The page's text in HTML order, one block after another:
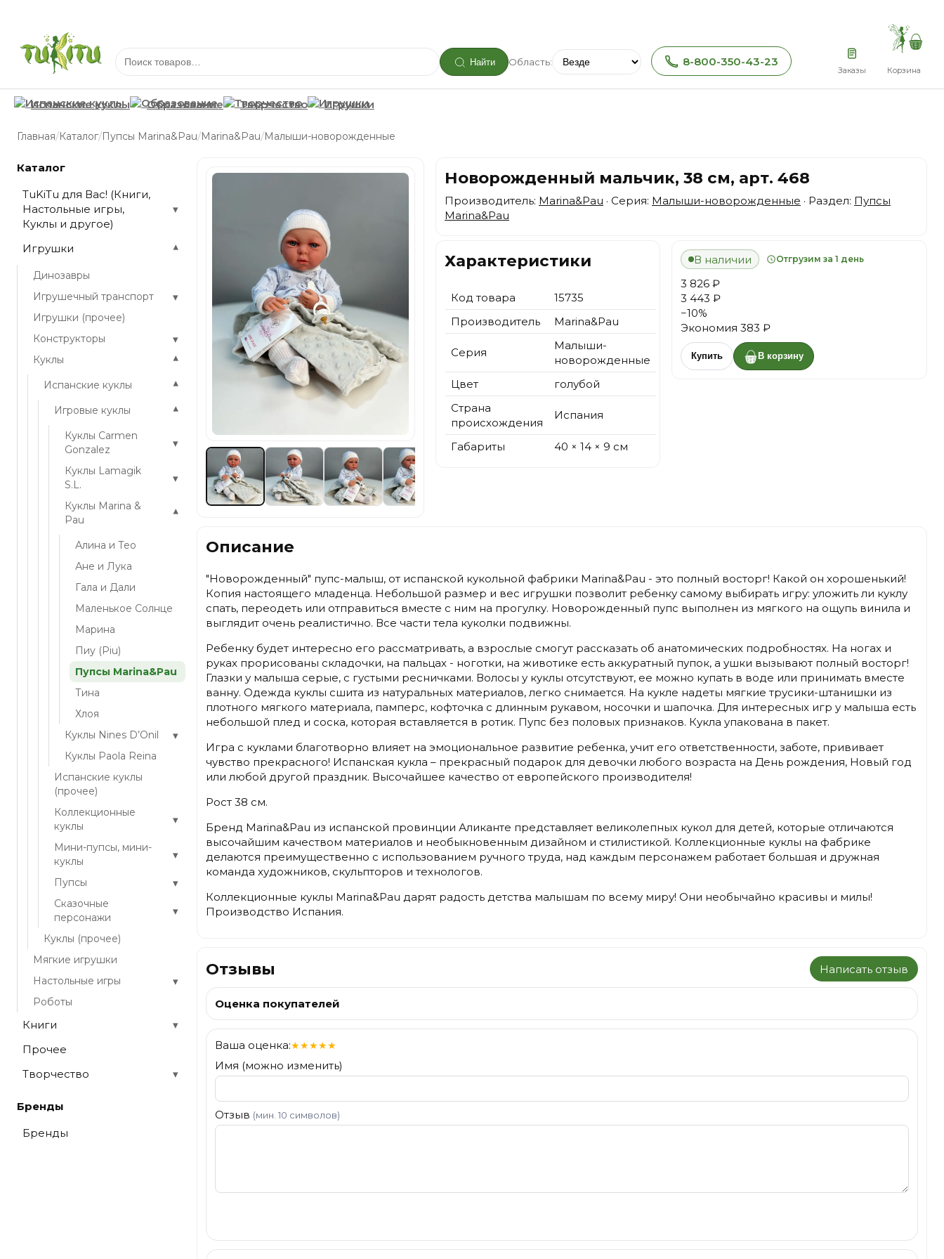
Найти Область: 8-800-350-43-23
Заказы Корзина
Испанские куклы Образование Творчество Игрушки
Главная/Каталог/Пупсы Marina&Pau/Marina&Pau/Малыши-новорожденные
Каталог
TuKiTu для Вас! (Книги,
Настольные игры,
Куклы и другое)
▾
Игрушки ▾
Динозавры
Игрушечный транспорт
▾
Игрушки (прочее)
Конструкторы
▾
Куклы ▾
Испанские куклы ▾
Игровые куклы ▾
Куклы Carmen
Gonzalez
▾
Куклы Lamagik
S.L.
▾
Куклы Marina &
Pau
▾
Алина и Тео
Ане и Лука
Гала и Дали
Маленькое Солнце
Марина
Пиу (Piu)
Пупсы Marina&Pau
Тина
Хлоя
Куклы Nines D’Onil
▾
Куклы Paola Reina
Испанские куклы
(прочее)
Коллекционные
куклы
▾
Мини-пупсы, мини-
куклы
▾
Пупсы ▾
Сказочные
персонажи
▾
Куклы (прочее)
Мягкие игрушки
Настольные игры
▾
Роботы
Книги
▾
Прочее
Творчество
▾
Бренды
Бренды
Новорожденный мальчик, 38 см, арт. 468
Производитель: Marina&Pau · Серия: Малыши-новорожденные · Раздел: Пупсы
Marina&Pau
Характеристики
Код товара
15735
Производитель
Marina&Pau
Серия
Малыши-
новорожденные
Цвет
голубой
Страна
происхождения
Испания
Габариты 40 × 14 × 9 см
В наличии Отгрузим за 1 день
3 826 ₽
3 443 ₽
−10%
Экономия 383 ₽
Купить В корзину
Описание
"Новорожденный" пупс-малыш, от испанской кукольной фабрики Marina&Pau - это полный восторг! Какой он хорошенький!
Копия настоящего младенца. Небольшой размер и вес игрушки позволит ребенку самому выбирать игру: уложить ли куклу
спать, переодеть или отправиться вместе с ним на прогулку. Новорожденный пупс выполнен из мягкого на ощупь винила и
выглядит очень реалистично. Все части тела куколки подвижны.
Ребенку будет интересно его рассматривать, а взрослые смогут рассказать об анатомических подробностях. На ногах и
руках прорисованы складочки, на пальцах - ноготки, на животике есть аккуратный пупок, а ушки вызывают полный восторг!
Глазки у малыша серые, с густыми ресничками. Волосы у куклы отсутствуют, ее можно купать в воде или принимать вместе
ванну. Одежда куклы сшита из натуральных материалов, легко снимается. На кукле надеты мягкие трусики-штанишки из
плотного мягкого материала, памперс, кофточка с длинным рукавом, носочки и шапочка. Для интересных игр у малыша есть
небольшой плед и соска, которая вставляется в ротик. Пупс без половых признаков. Кукла упакована в пакет.
Игра с куклами благотворно влияет на эмоциональное развитие ребенка, учит его ответственности, заботе, прививает
чувство прекрасного! Испанская кукла – прекрасный подарок для девочки любого возраста на День рождения, Новый год
или любой другой праздник. Высочайшее качество от европейского производителя!
Рост 38 см.
Бренд Marina&Pau из испанской провинции Аликанте представляет великолепных кукол для детей, которые отличаются
высочайшим качеством материалов и необыкновенным дизайном и стилистикой. Коллекционные куклы на фабрике
делаются преимущественно с использованием ручного труда, над каждым персонажем работает большая и дружная
команда художников, скульпторов и технологов.
Коллекционные куклы Marina&Pau дарят радость детства малышам по всему миру! Они необычайно красивы и милы!
Производство Испания.
Отзывы Написать отзыв
Оценка покупателей
Ваша оценка:★★★★★
Имя (можно изменить)
Отзыв (мин. 10 символов)